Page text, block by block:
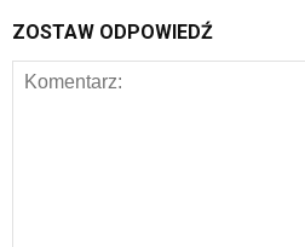
ZOSTAW ODPOWIEDŹ